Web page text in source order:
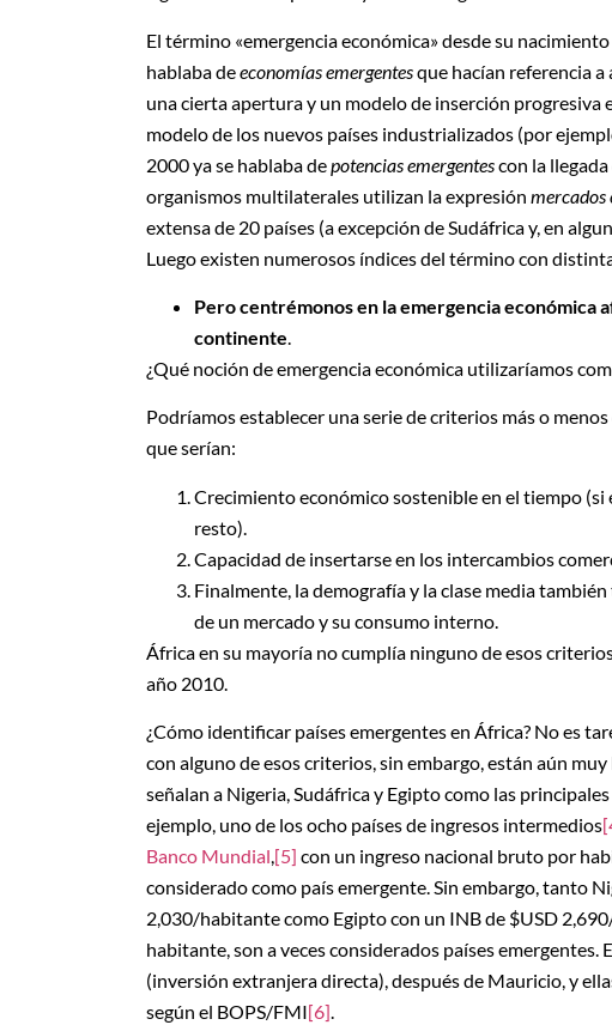
El término «emergencia económica» desde su
hablaba deeconomías emergentesque hacían referencia a
una cierta apertura y un modelo de inserción
modelo de los nuevos países industrializados (por
2000 ya se hablaba depotencias emergentescon la
organismos multilaterales utilizan la expresión mercados
extensa de 20 países (a excepción de Sudáfrica y, en
Luego existen numerosos índices del término con
Pero centrémonos en la emergencia económica
continente.
¿Qué noción de emergencia económica utilizaríamos
Podríamos establecer una serie de criterios más o
que serían:
Crecimiento económico sostenible en el tiempo
resto).
Capacidad de insertarse en los intercambios
Finalmente, la demografía y la clase media
de un mercado y su consumo interno.
África en su mayoría no cumplía ninguno de esos
año 2010.
¿Cómo identificar países emergentes en África? No es
con alguno de esos criterios, sin embargo, están aún
señalan a Nigeria, Sudáfrica y Egipto como las
ejemplo, uno de los ocho países de ingresos intermedios
Banco Mundial,[5] con un ingreso nacional bruto por
considerado como país emergente. Sin embargo, tanto
2,030/habitante como Egipto con un INB de $USD
habitante, son a veces considerados países
(inversión extranjera directa), después de Mauricio, y
según el BOPS/FMI[6].